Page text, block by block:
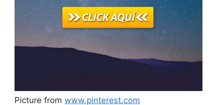
Picture from www.pinterest.com